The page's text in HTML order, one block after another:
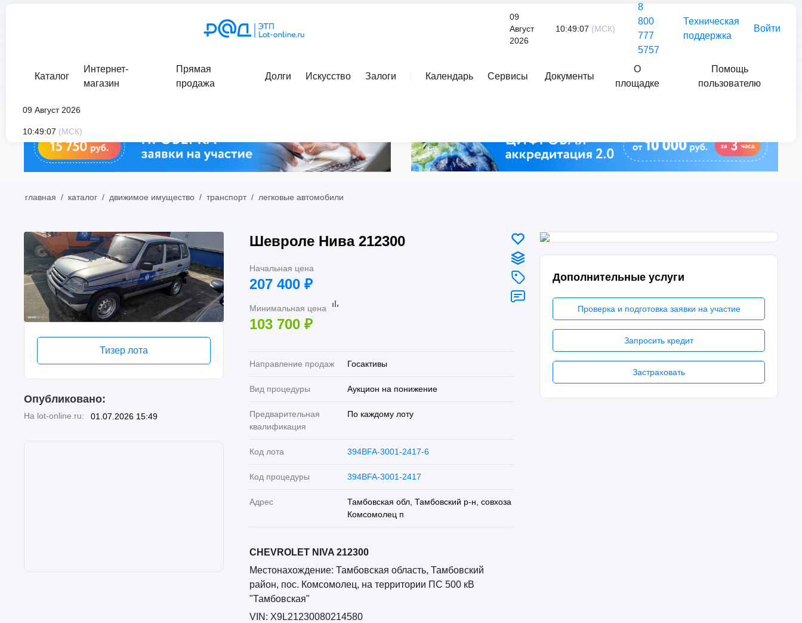
09
Август
2026
10:49:07 (МСК)
8
800
777
5757
Техническая
поддержка
Войти
Каталог
Интернет-
магазин
Прямая
продажа
Долги Искусство Залоги Календарь Сервисы Документы
О
площадке
Помощь
пользователю
09 Август 2026
10:49:07 (МСК)
главная / каталог / движимое имущество / транспорт / легковые автомобили
Дополнительные услуги
Проверка и подготовка заявки на участие
Запросить кредит
Застраховать
Тизер лота
Опубликовано:
На lot-online.ru: 01.07.2026 15:49
Шевроле Нива 212300
Начальная цена
207 400 ₽
Минимальная цена
103 700 ₽
Направление продаж Госактивы
Вид процедуры Аукцион на понижение
Предварительная
квалификация
По каждому лоту
Код лота 394BFA-3001-2417-6
Код процедуры 394BFA-3001-2417
Адрес
Тамбовская обл, Тамбовский р-н, совхоза
Комсомолец п
CHEVROLET NIVA 212300
Местонахождение: Тамбовская область, Тамбовский
район, пос. Комсомолец, на территории ПС 500 кВ
"Тамбовская"
VIN : Х9L21230080214580